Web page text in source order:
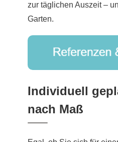
zur täglichen Auszeit –
Garten.
Individuell
nach Maß